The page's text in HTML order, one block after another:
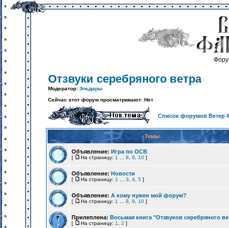
Отзвуки серебряного ветра
Модератор: Эльдары
Сейчас этот форум просматривают: Нет
Список форумов Ветер
Темы
Объявление: Игра по ОСВ
[ На страницу: 1 8 9 10 ]
Объявление: Новости
[ На страницу: 1 3 4 5 ]
Объявление: А кому нужен мой форум?
[ На страницу: 1 8 9 10 ]
Прилеплена: Восьмая книга "Отзвуков серебряного
[ На страницу: 1 2 ]